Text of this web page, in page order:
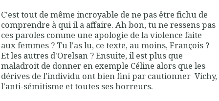
C'est tout de même incroyable de ne pas être fichu de
comprendre à qui il a affaire. Ah bon, tu ne ressens pas
ces paroles comme une apologie de la violence faite
aux femmes ? Tu l'as lu, ce texte, au moins, François ?
Et les autres d'Orelsan ? Ensuite, il est plus que
maladroit de donner en exemple Céline alors que les
dérives de l'individu ont bien fini par cautionner Vichy,
l'anti-sémitisme et toutes ses horreurs.